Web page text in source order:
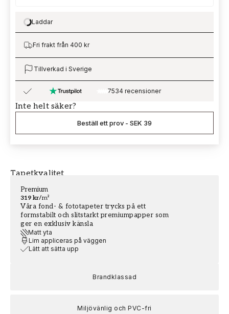
Tapetkvalitet
Premium
319 kr/m²
Våra fond- & fototapeter trycks på ett
formstabilt och slitstarkt premiumpapper som
ger en exklusiv känsla
Matt yta
Lim appliceras på väggen
Lätt att sätta upp
Brandklassad
Miljövänlig och PVC-fri
Loading…
Laddar
Fri frakt från 400 kr
Tillverkad i Sverige
7534 recensioner
Inte helt säker?
Beställ ett prov - SEK 39